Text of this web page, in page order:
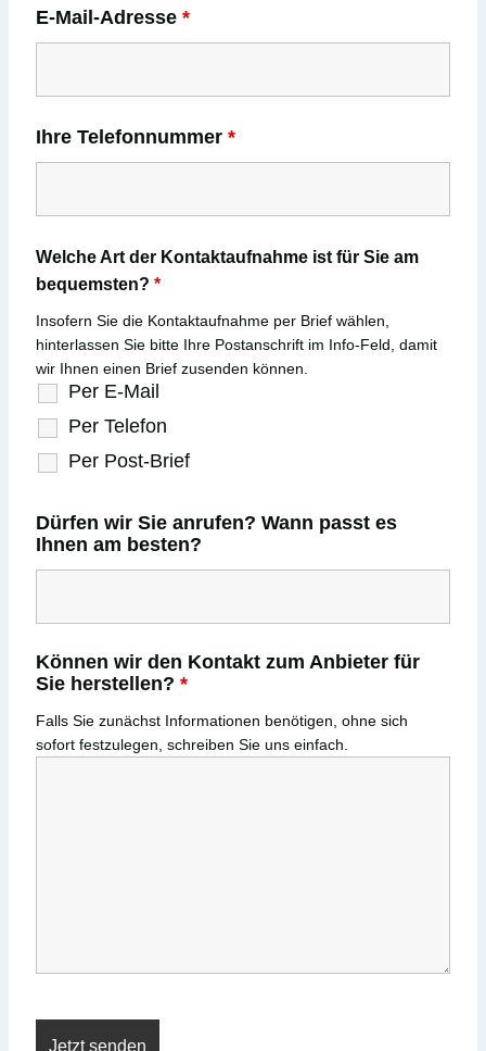
E-Mail-Adresse *
Ihre Telefonnummer *
Welche Art der Kontaktaufnahme ist für Sie am
bequemsten? *
Per E-Mail
Per Telefon
Per Post-Brief
Insofern Sie die Kontaktaufnahme per Brief wählen,
hinterlassen Sie bitte Ihre Postanschrift im Info-Feld, damit
wir Ihnen einen Brief zusenden können.
Dürfen wir Sie anrufen? Wann passt es
Ihnen am besten?
Können wir den Kontakt zum Anbieter für
Sie herstellen? *
Falls Sie zunächst Informationen benötigen, ohne sich
sofort festzulegen, schreiben Sie uns einfach.